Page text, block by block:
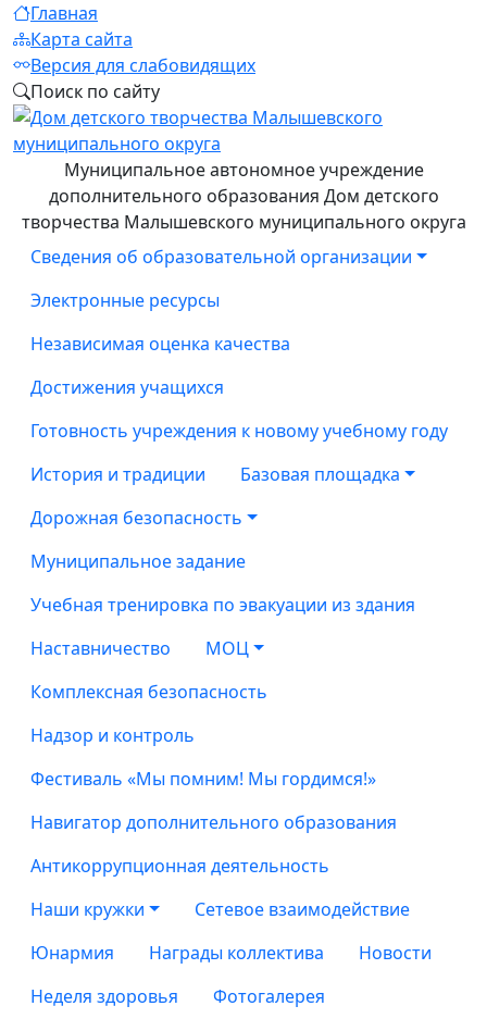
Главная
Карта сайта
Версия для слабовидящих
Поиск по сайту
Муниципальное автономное учреждение
дополнительного образования Дом детского
творчества Малышевского муниципального округа
Сведения об образовательной организации
Электронные ресурсы
Независимая оценка качества
Достижения учащихся
Готовность учреждения к новому учебному году
История и традиции
Базовая площадка
Дорожная безопасность
Муниципальное задание
Учебная тренировка по эвакуации из здания
Наставничество
МОЦ
Комплексная безопасность
Надзор и контроль
Фестиваль «Мы помним! Мы гордимся!»
Навигатор дополнительного образования
Антикоррупционная деятельность
Наши кружки
Сетевое взаимодействие
Юнармия
Награды коллектива
Новости
Неделя здоровья
Фотогалерея